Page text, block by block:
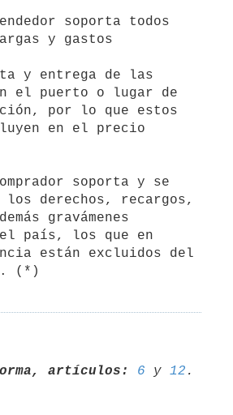
soporta todos
y gastos
el puerto o lugar de
en el precio
soporta y se
los derechos, recargos,
país, los que en
artículos: 6 y 12